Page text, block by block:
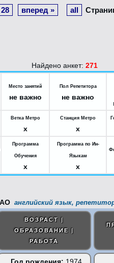
28 вперед » all
Найдено анкет: 271
Место занятий
не важно
Пол Репетитора
не важно
Ветка Метро
x
Станция Метро
x
Программа
Обучения
x
Программа по Ин-
Языкам
x
английский язык,
ВОЗРАСТ |
ОБРАЗОВАНИЕ |
РАБОТА